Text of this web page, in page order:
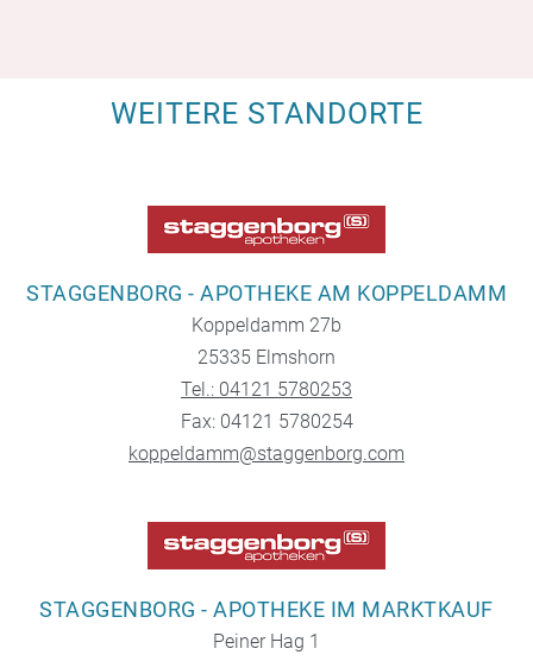
WEITERE STANDORTE
STAGGENBORG - APOTHEKE AM KOPPELDAMM
Koppeldamm 27b
25335 Elmshorn
Tel.: 04121 5780253
Fax: 04121 5780254
koppeldamm@staggenborg.com
STAGGENBORG - APOTHEKE IM MARKTKAUF
Peiner Hag 1